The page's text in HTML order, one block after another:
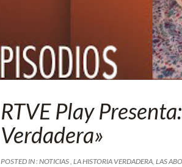
RTVE Play
Verdadera»
POSTED IN :NOTICIAS,LA HISTORIA VERDADERA,LAS